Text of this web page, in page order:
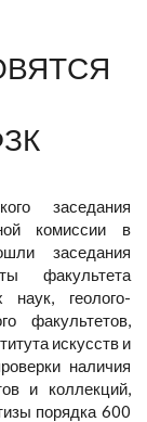
заседания
комиссии в
заседания
факультета
наук, геолого-
факультетов,
искусств и
наличия
и коллекций,
порядка 600